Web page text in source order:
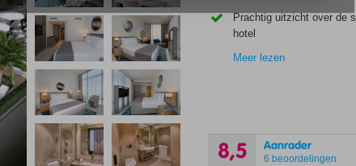
Prachtig uitzicht over de
hotel
Meer lezen
8,5 Aanrader
6 beoordelingen